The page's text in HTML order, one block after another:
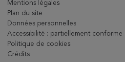
Mentions légales
Plan du site
Données personnelles
Accessibilité : partiellement conforme
Politique de cookies
Crédits